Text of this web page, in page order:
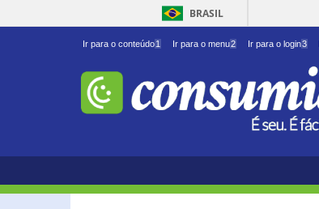
BRASIL
Ir para o conteúdo1 Ir para o menu2 Ir para o login3